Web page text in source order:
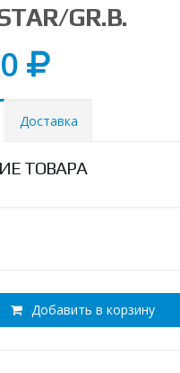
GR.B.
Доставка
ТОВАРА
Добавить в корзину